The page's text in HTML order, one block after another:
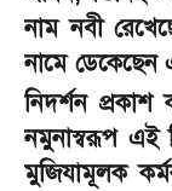
নাম নবী
নামে
নিদর্শন প্রকাশ
নমুনাস্বরূপ এই
মুজিযামূলক